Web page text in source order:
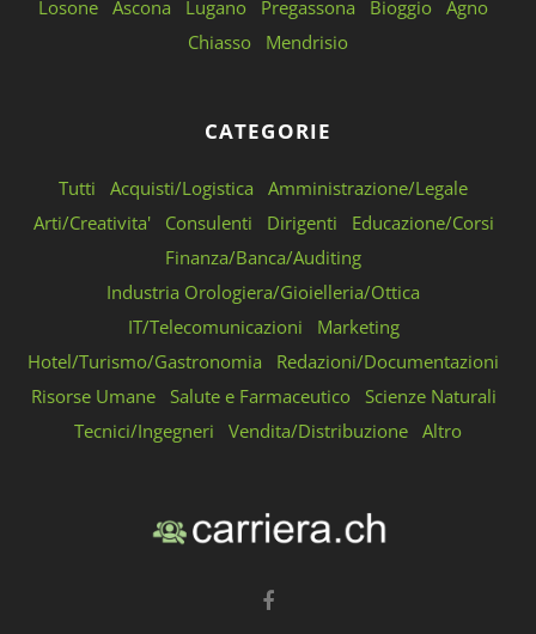
Losone Ascona Lugano Pregassona Bioggio Agno
Chiasso
Mendrisio
CATEGORIE
Tutti Acquisti/Logistica
Amministrazione/Legale
Arti/Creativita'
Consulenti Dirigenti
Educazione/Corsi
Finanza/Banca/Auditing
Industria Orologiera/Gioielleria/Ottica
IT/Telecomunicazioni
Marketing
Hotel/Turismo/Gastronomia
Redazioni/Documentazioni
Risorse Umane
Salute e Farmaceutico
Scienze Naturali
Tecnici/Ingegneri
Vendita/Distribuzione Altro